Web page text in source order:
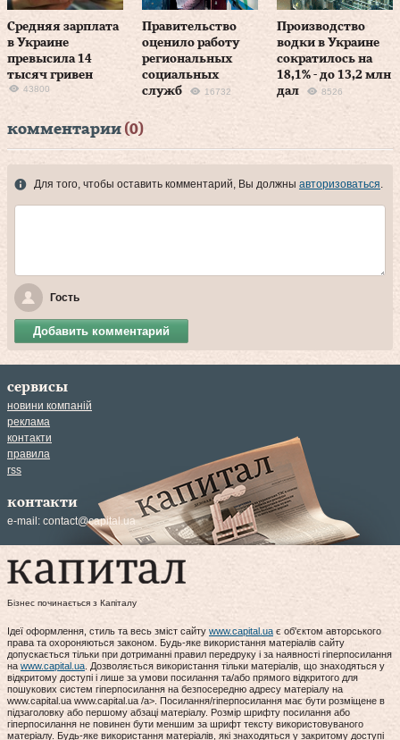
Средняя зарплата
в Украине
превысила 14
тысяч гривен
43800
Правительство
оценило работу
региональных
социальных
служб
16732
Производство
водки в Украине
сократилось на
18,1% - до 13,2 млн
дал
8526
комментарии (0)
Для того, чтобы оставить комментарий, Вы должны авторизоваться.
Гость
Добавить комментарий
сервисы
новини компаній
реклама
контакти
правила
rss
контакти
e-mail: contact@capital.ua
Бізнес починається з Капіталу
Ідеї оформлення, стиль та весь зміст сайту www.capital.ua є об'єктом авторського
права та охороняються законом. Будь-яке використання матеріалів сайту
допускається тільки при дотриманні правил передруку і за наявності гіперпосилання
на www.capital.ua. Дозволяється використання тільки матеріалів, що знаходяться у
відкритому доступі і лише за умови посилання та/або прямого відкритого для
пошукових систем гіперпосилання на безпосередню адресу матеріалу на
www.capital.ua www.capital.ua /a>. Посилання/гіперпосилання має бути розміщене в
підзаголовку або першому абзаці матеріалу. Розмір шрифту посилання або
гіперпосилання не повинен бути меншим за шрифт тексту використовуваного
матеріалу. Будь-яке використання матеріалів, які знаходяться у закритому доступі